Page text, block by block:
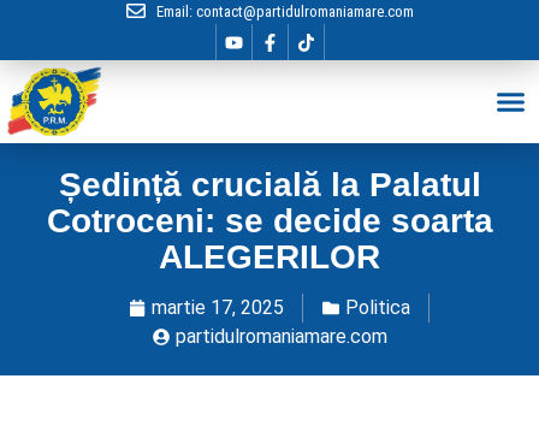
Email: contact@partidulromaniamare.com
Ședință crucială la Palatul
Cotroceni: se decide soarta
ALEGERILOR
martie 17, 2025
Politica
partidulromaniamare.com